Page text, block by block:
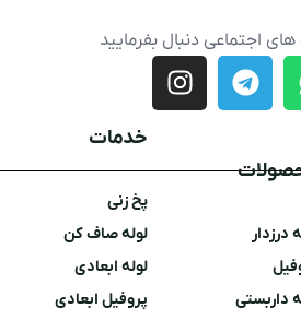
اجتماعی دنبال بفرمایید
درزدار
داربستی
خدمات
پخ زنی
لوله صاف کن
لوله ابعادی
پروفیل ابعادی